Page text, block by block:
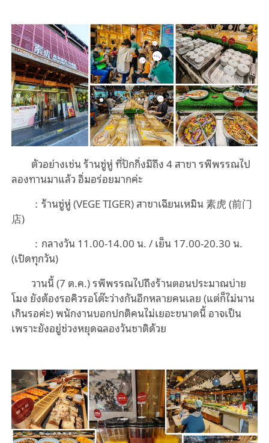
ตัวอย่างเช่น ร้านซู่หู่ ที่ปักกิ่งมีถึง4สาขา รพีพรรณไป
ลองทานมาแล้ว อิ่มอร่อยมากค่ะ
：ร้านซู่หู่(VEGE TIGER)สาขาเฉียนเหมิน素虎(前门
店)
： กลางวัน11.00-14.00น. /เย็น17.00-20.30น.
(เปิดทุกวัน)
วานนี้(7 ต.ค.)รพีพรรณไปถึงร้านตอนประมาณบ่าย
โมง ยังต้องรอคิวรอโต๊ะว่างกันอีกหลายคนเลย(แต่ก็ไม่นาน
เกินรอค่ะ)พนักงานบอกปกติคนไม่เยอะขนาดนี้ อาจเป็น
เพราะยังอยู่ช่วงหยุดฉลองวันชาติด้วย